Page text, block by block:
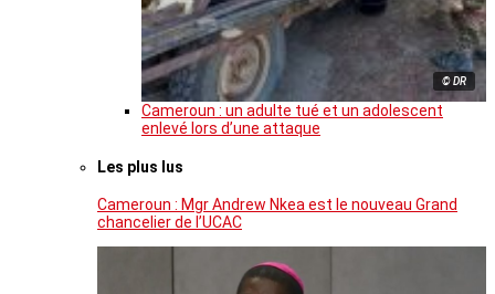
© DR
Cameroun : un adulte tué et un adolescent
enlevé lors d’une attaque
Les plus lus
Cameroun : Mgr Andrew Nkea est le nouveau Grand
chancelier de l’UCAC